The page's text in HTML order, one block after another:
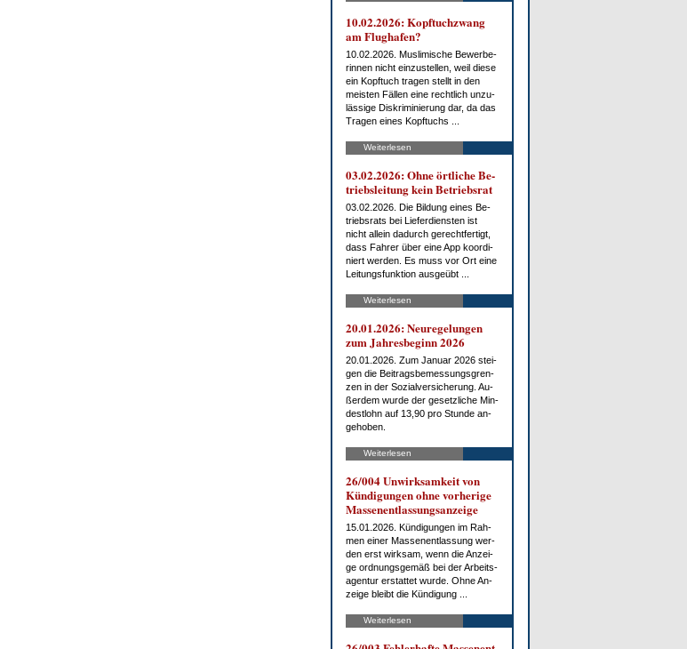
10.02.2026: Kopf­tuch­zwang
am Flug­ha­fen?
10.02.2026. Mus­li­mi­sche Be­wer­be­
rin­nen nicht ein­zu­stel­len, weil die­se
ein Kopf­tuch tra­gen stellt in den
meis­ten Fäl­len ei­ne recht­lich un­zu­
läs­si­ge Dis­kri­mi­nie­rung dar, da das
Tra­gen ei­nes Kopf­tuchs ...
Weiterlesen
03.02.2026: Oh­ne ört­li­che Be­
triebs­lei­tung kein Be­triebs­rat
03.02.2026. Die Bil­dung ei­nes Be­
triebs­rats bei Lie­fer­diens­ten ist
nicht al­lein da­durch ge­recht­fer­tigt,
dass Fah­rer über ei­ne App ko­or­di­
niert wer­den. Es muss vor Ort ei­ne
Lei­tungs­funk­ti­on aus­ge­übt ...
Weiterlesen
20.01.2026: Neu­re­ge­lun­gen
zum Jah­res­be­ginn 2026
20.01.2026. Zum Ja­nu­ar 2026 stei­
gen die Bei­trags­be­mes­sungs­gren­
zen in der So­zi­al­ver­si­che­rung. Au­
ßer­dem wur­de der ge­setz­li­che Min­
dest­lohn auf 13,90 pro St­un­de an­
ge­ho­ben.
Weiterlesen
26/004 Un­wirk­sam­keit von
Kün­di­gun­gen oh­ne vor­he­ri­ge
Mas­sen­ent­las­sungs­an­zei­ge
15.01.2026. Kün­di­gun­gen im Rah­
men ei­ner Mas­sen­ent­las­sung wer­
den erst wirk­sam, wenn die An­zei­
ge ord­nungs­ge­mäß bei der Ar­beits­
agen­tur er­stat­tet wur­de. Oh­ne An­
zei­ge bleibt die Kün­di­gung ...
Weiterlesen